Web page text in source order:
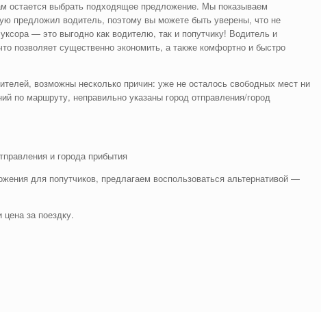
остается выбрать подходящее предложение. Мы показываем
предложил водитель, поэтому вы можете быть уверены, что не
— это выгодно как водителю, так и попутчику! Водитель и
позволяет существенно экономить, а также комфортно и быстро
возможны несколько причин: уже не осталось свободных мест ни
по маршруту, неправильно указаны город отправления/город
и города прибытия
для попутчиков, предлагаем воспользоваться альтернативой —
за поездку.